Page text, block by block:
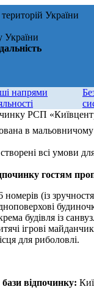
України
України
напрями
РСП
в мальовничому
всі умови
гостям
номерів (із
будівля із
ігрові
для риболовлі.
відпочинку: